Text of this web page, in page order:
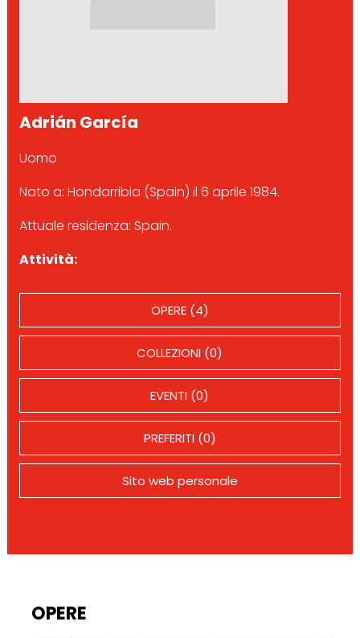
Adrián García
Uomo
Nato a: Hondarribia (Spain) il 6 aprile 1984.
Attuale residenza: Spain.
Attività:
OPERE (4)
COLLEZIONI (0)
EVENTI (0)
PREFERITI (0)
Sito web personale
OPERE